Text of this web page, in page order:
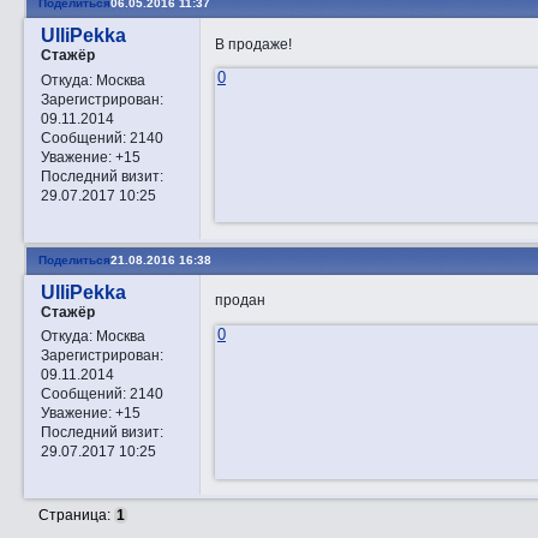
Поделиться06.05.2016 11:37
UlliPekka
Стажёр
Откуда:Москва
Зарегистрирован:
09.11.2014
Сообщений:2140
Уважение: +15
Последний визит:
29.07.2017 10:25
В продаже!
0
Поделиться21.08.2016 16:38
UlliPekka
Стажёр
Откуда:Москва
Зарегистрирован:
09.11.2014
Сообщений:2140
Уважение: +15
Последний визит:
29.07.2017 10:25
продан
0
Страница: 1